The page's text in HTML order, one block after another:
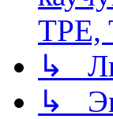
TPE,
↳
↳